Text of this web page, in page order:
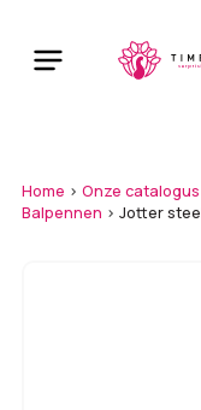
main
Home > Onze catalogus
Balpennen > Jotter